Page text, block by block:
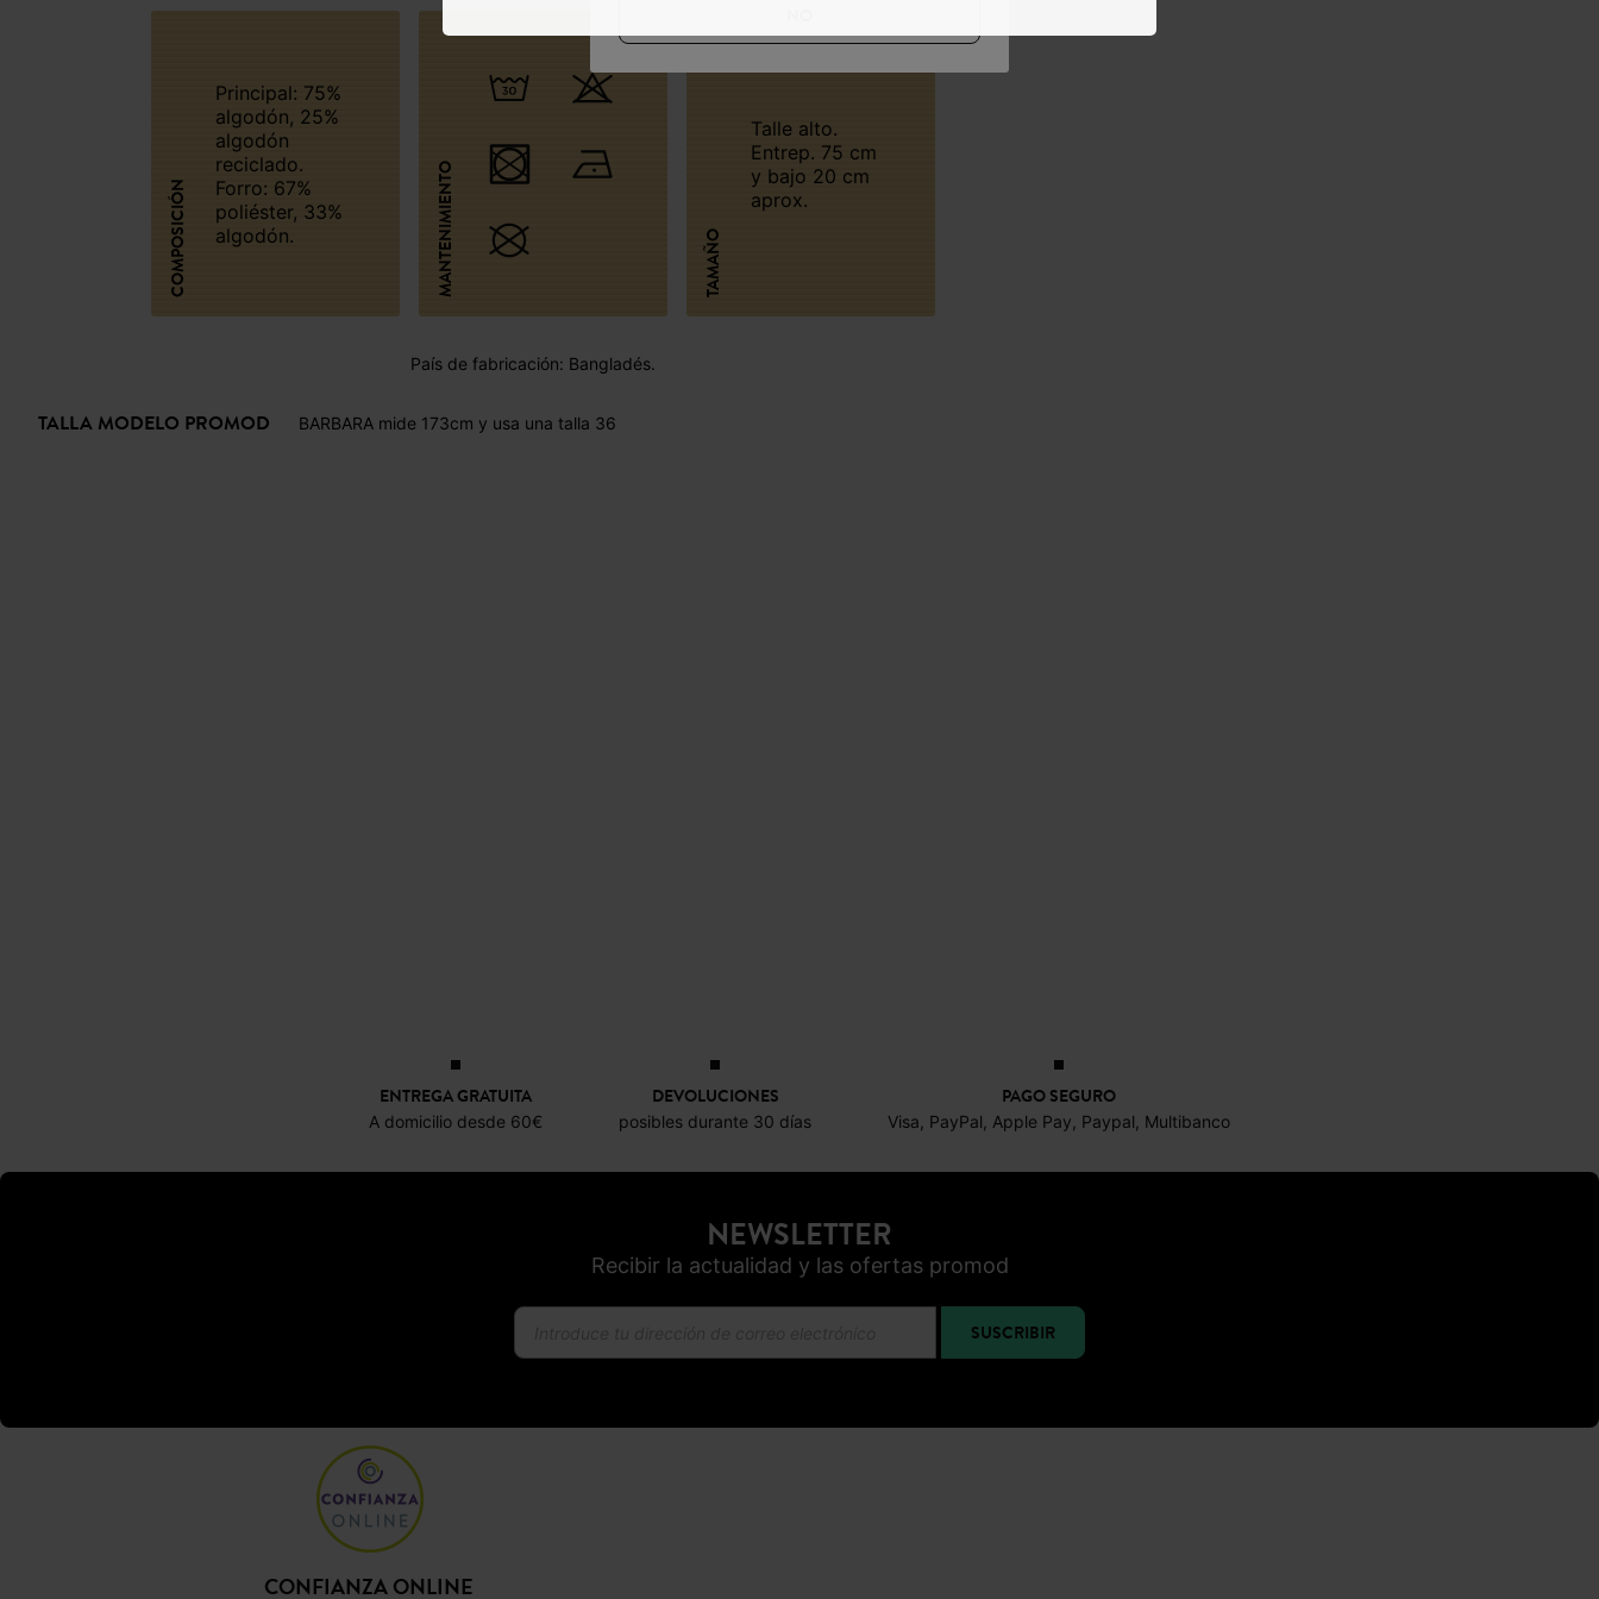
COMPOSICIÓN
Principal: 75%
algodón, 25%
algodón
reciclado.
Forro: 67%
poliéster, 33%
algodón.
MANTENIMIENTO TAMAÑO
Talle alto.
Entrep. 75 cm
y bajo 20 cm
aprox.
País de fabricación: Bangladés.
TALLA MODELO PROMOD BARBARA mide 173cm y usa una talla 36
ENTREGA GRATUITA
A domicilio desde 60€
DEVOLUCIONES
posibles durante 30 días
PAGO SEGURO
Visa, PayPal, Apple Pay, Paypal, Multibanco
NEWSLETTER
Recibir la actualidad y las ofertas promod
SUSCRIBIR
CONFIANZA ONLINE